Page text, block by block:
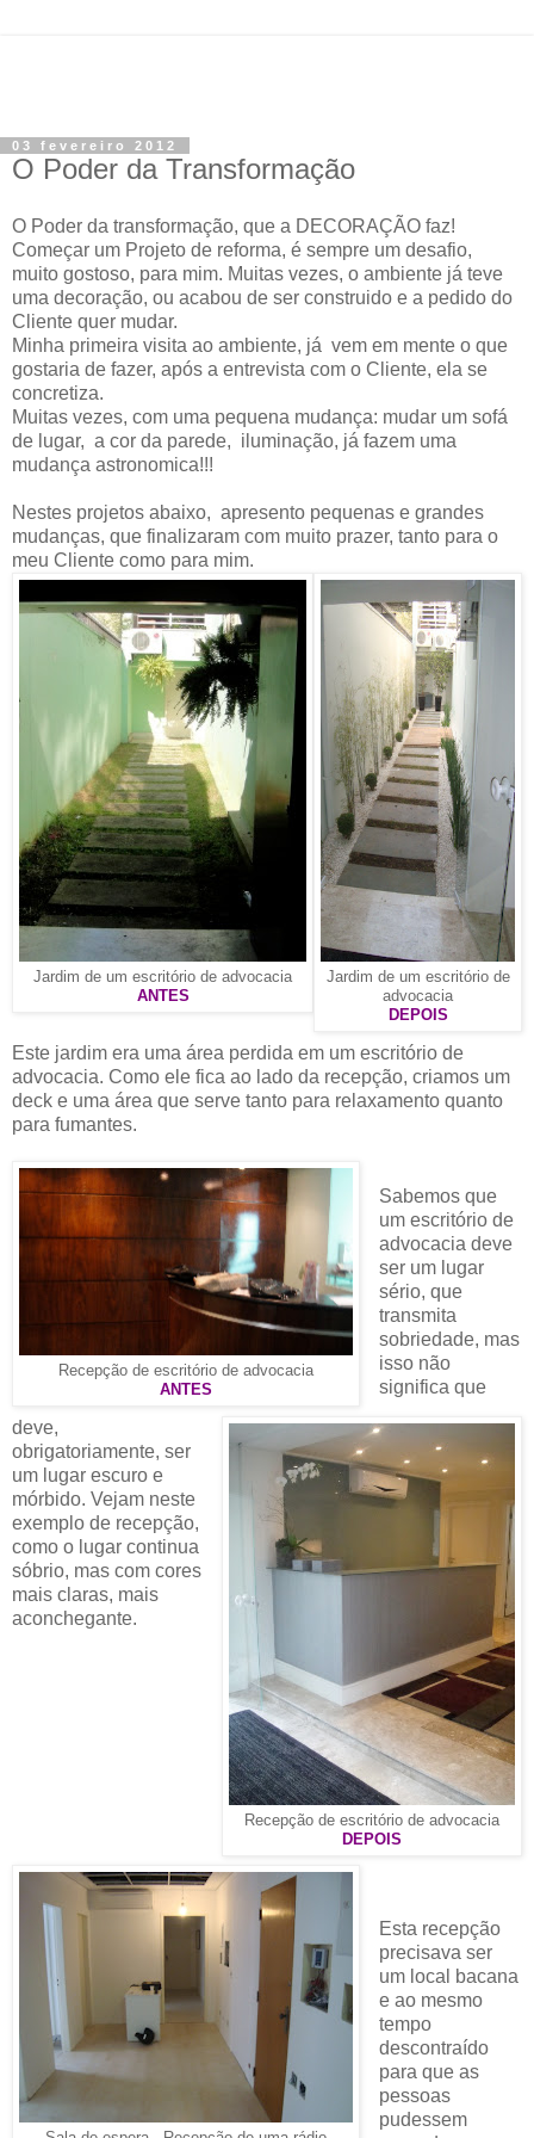
03 fevereiro 2012
O Poder da Transformação
O Poder da transformação, que a DECORAÇÃO faz!
Começar um Projeto de reforma, é sempre um desafio,
muito gostoso, para mim. Muitas vezes, o ambiente já teve
uma decoração, ou acabou de ser construido e a pedido do
Cliente quer mudar.
Minha primeira visita ao ambiente, já vem em mente o que
gostaria de fazer, após a entrevista com o Cliente, ela se
concretiza.
Muitas vezes, com uma pequena mudança: mudar um sofá
de lugar, a cor da parede, iluminação, já fazem uma
mudança astronomica!!!
Nestes projetos abaixo, apresento pequenas e grandes
mudanças, que finalizaram com muito prazer, tanto para o
meu Cliente como para mim.
Jardim de um escritório de advocacia
ANTES
Jardim de um escritório de
advocacia
DEPOIS
Este jardim era uma área perdida em um escritório de
advocacia. Como ele fica ao lado da recepção, criamos um
deck e uma área que serve tanto para relaxamento quanto
para fumantes.
Recepção de escritório de advocacia
ANTES
Recepção de escritório de advocacia
DEPOIS
Sabemos que
um escritório de
advocacia deve
ser um lugar
sério, que
transmita
sobriedade, mas
isso não
significa que
deve,
obrigatoriamente, ser
um lugar escuro e
mórbido. Vejam neste
exemplo de recepção,
como o lugar continua
sóbrio, mas com cores
mais claras, mais
aconchegante.
Esta recepção
precisava ser
um local bacana
e ao mesmo
tempo
descontraído
para que as
pessoas
pudessem